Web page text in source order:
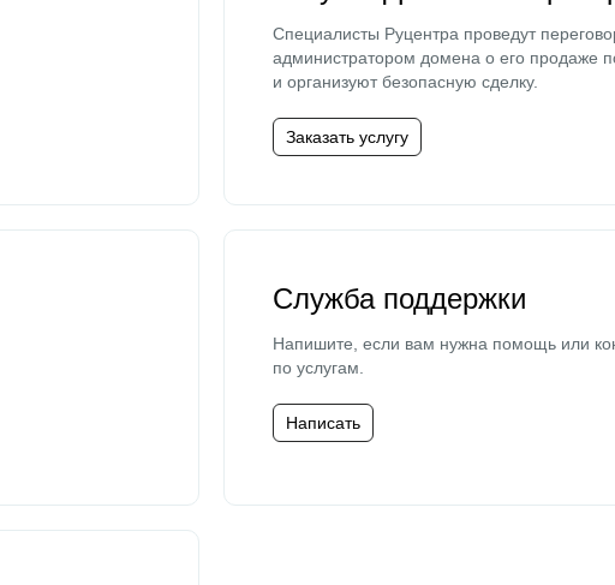
Специалисты Руцентра проведут
администратором домена о его продаже
и организуют безопасную сделку.
Заказать услугу
Служба поддержки
Напишите, если вам нужна помощь или
по услугам.
Написать